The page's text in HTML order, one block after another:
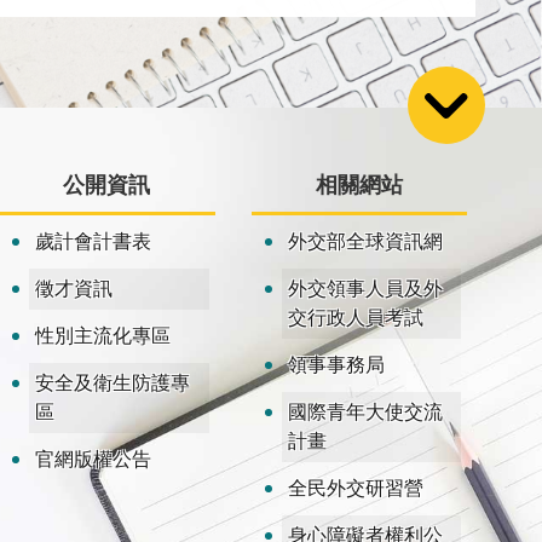
公開資訊
歲計會計書表
徵才資訊
性別主流化專區
安全及衛生防護專
區
官網版權公告
相關網站
外交部全球資訊網
外交領事人員及外
交行政人員考試
領事事務局
國際青年大使交流
計畫
全民外交研習營
身心障礙者權利公